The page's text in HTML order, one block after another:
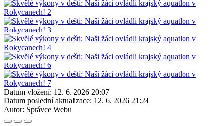
Datum vložení: 12. 6. 2026 20:07
Datum poslední aktualizace: 12. 6. 2026 21:24
Autor: Správce Webu